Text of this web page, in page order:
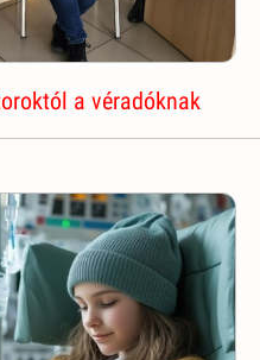
a véradóknak